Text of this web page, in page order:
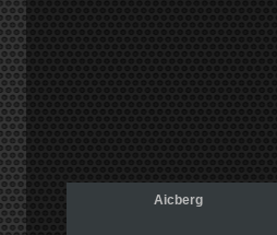
Аicberg